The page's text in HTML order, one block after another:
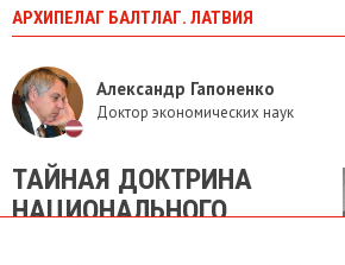
АРХИПЕЛАГ БАЛТЛАГ. ЛАТВИЯ
Александр Гапоненко
Доктор экономических наук
ТАЙНАЯ ДОКТРИНА
НАЦИОНАЛЬНОГО